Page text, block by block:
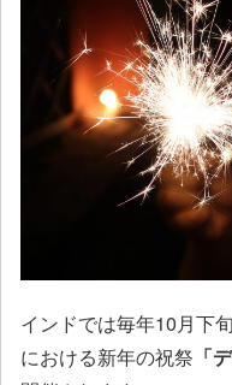
インドでは毎年10月下
における新年の祝祭 「